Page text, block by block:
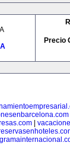
Precio
|